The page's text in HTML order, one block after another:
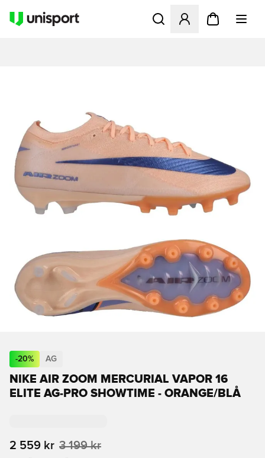
Öppnar en Modal för att
-20% AG
NIKE AIR ZOOM MERCURIAL VAPOR 16
ELITE AG-PRO SHOWTIME - ORANGE/BLÅ
2 559 kr 3 199 kr